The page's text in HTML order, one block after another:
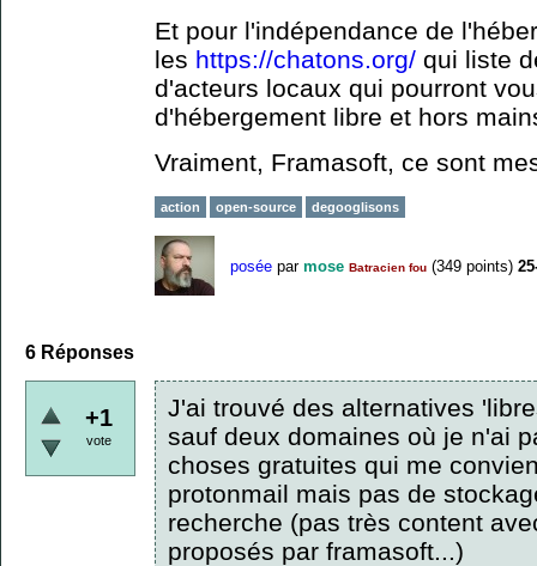
Et pour l'indépendance de
les https://chatons.org/ qui liste
d'acteurs locaux qui pourront
d'hébergement libre et hors
Vraiment, Framasoft, ce sont
action open-source degooglisons
posée par mose Batracien fou (349 points)
6 Réponses
+1
vote
J'ai trouvé des alternatives
sauf deux domaines où je n'ai
choses gratuites qui me
protonmail mais pas de
recherche (pas très content
proposés par framasoft...)